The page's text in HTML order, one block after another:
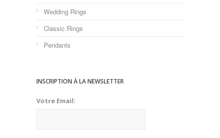
Wedding Rings
Classic Rings
Pendants
INSCRIPTION À LA NEWSLETTER
Votre Email: